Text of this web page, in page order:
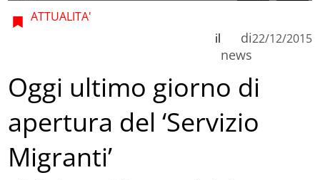
ATTUALITA'
di
news
il 22/12/2015
Oggi ultimo giorno di
apertura del ‘Servizio
Migranti’